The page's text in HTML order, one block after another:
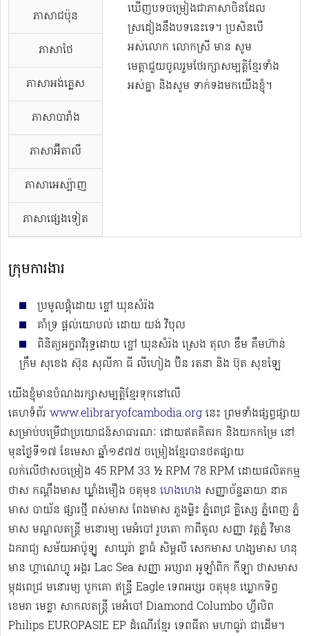
ភាសាជប៉ុន
ភាសាថៃ
ភាសាអង់គ្លេស
ភាសាបារាំង
ភាសាអ៊ីតាលី
ភាសាអេស្ប៉ាញ
ភាសាផ្សេងទៀត
ឃើញបទចម្រៀងជាភាសាចិនដែល
ស្រដៀងនឹងបទនេះទេ។ ប្រសិនបើ
អស់លោក លោកស្រី មាន សូម
មេត្តាជួយចូលរួមថែរក្សាសម្បត្តិខ្មែរទាំង
អស់គ្នា និងសូម ទាក់ទងមកយើងខ្ញុំ។
ក្រុមការងារ
ប្រមូលផ្ដុំដោយ ខ្ចៅ ឃុនសំរ៉ង
គាំទ្រ ផ្ដល់យោបល់ ដោយ យង់ វិបុល
ពិនិត្យអក្ខរាវិរុទ្ធដោយ ខ្ចៅ ឃុនសំរ៉ង ស្រេង តុលា ឌឹម គឹមហ៊ាន់
ក្រឹម សុខេង ស៊ុន សុលីកា ធី លីហៀង ប៊ិន រតនា និង ប៊ុត សុខឡៃ
យើងខ្ញុំមានបំណងរក្សាសម្បត្តិខ្មែរទុកនៅលើ
គេហទំព័រ www.elibraryofcambodia.org នេះ ព្រមទាំងផ្សព្វផ្សាយ
សម្រាប់បម្រើជាប្រយោជន៍សាធារណៈ ដោយឥតគិតរក និងយកកម្រៃ នៅ
មុនថ្ងៃទី១៧ ខែមេសា ឆ្នាំ១៩៧៥ ចម្រៀងខ្មែរបានថតផ្សាយ
លក់លើថាសចម្រៀង 45 RPM 33 ½ RPM 78 RPM​ ដោយផលិតកម្ម
ថាស កណ្ដឹងមាស ឃ្លាំងមឿង ចតុមុខ ហេងហេង សញ្ញាច័ន្ទឆាយា នាគ
មាស បាយ័ន ផ្សារថ្មី ពស់មាស ពែងមាស ភួងម្លិះ ភ្នំពេជ្រ គ្លិស្សេ ភ្នំពេញ ភ្នំ
មាស មណ្ឌលតន្រ្តី មនោរម្យ មេអំបៅ រូបតោ កាពីតូល សញ្ញា វត្តភ្នំ វិមាន
ឯករាជ្យ សម័យអាប៉ូឡូ ​​​ សាឃូរ៉ា ខ្លាធំ សិម្ពលី សេកមាស ហង្សមាស ហនុ
មាន ហ្គាណេហ្វូ​ អង្គរ Lac Sea សញ្ញា អប្សារា អូឡាំពិក កីឡា ថាសមាស
ម្កុដពេជ្រ មនោរម្យ បូកគោ ឥន្ទ្រី Eagle ទេពអប្សរ ចតុមុខ ឃ្លោកទិព្វ
ខេមរា មេខ្លា សាកលតន្ត្រី មេអំបៅ Diamond Columbo ហ្វីលិព
Philips EUROPASIE EP ដំណើរខ្មែរ​ ទេពធីតា មហាធូរ៉ា ជាដើម​។